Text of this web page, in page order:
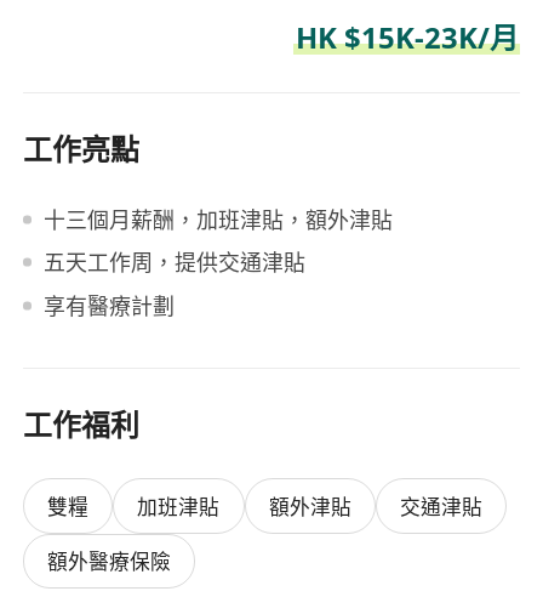
HK $15K-23K/月
工作亮點
十三個月薪酬，加班津貼，額外津貼
五天工作周，提供交通津貼
享有醫療計劃
工作福利
雙糧 加班津貼 額外津貼
交通津貼
額外醫療保險